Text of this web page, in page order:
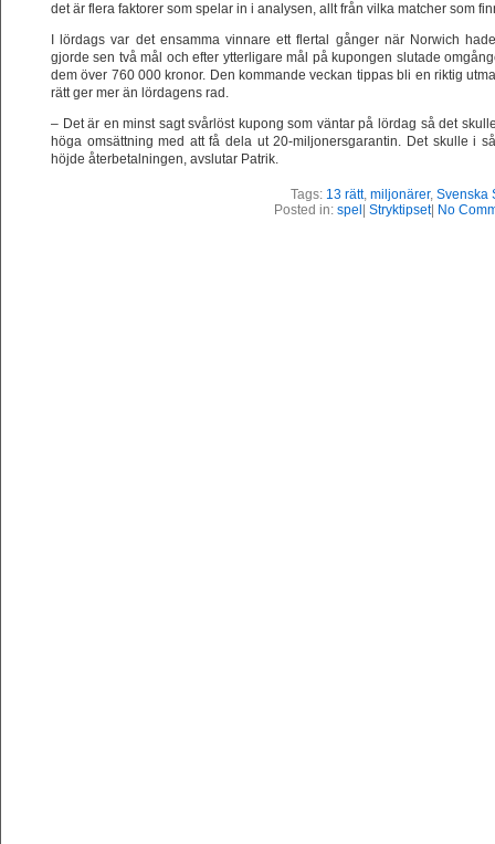
det är flera faktorer som spelar in i analysen, allt från vilka matcher som
I lördags var det ensamma vinnare ett flertal gånger när Norwich
gjorde sen två mål och efter ytterligare mål på kupongen slutade
dem över 760 000 kronor. Den kommande veckan tippas bli en riktig
rätt ger mer än lördagens rad.
– Det är en minst sagt svårlöst kupong som väntar på lördag så det
höga omsättning med att få dela ut 20-miljonersgarantin. Det skulle i
höjde återbetalningen, avslutar Patrik.
Tags: 13 rätt, miljonärer, Svenska
Posted in: spel Stryktipset| No